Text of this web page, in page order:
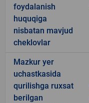
foydalanish
huquqiga
nisbatan mavjud
cheklovlar
Mazkur yer
uchastkasida
qurilishga ruxsat
berilgan